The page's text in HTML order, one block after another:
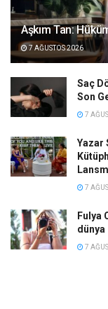
Aşkım Tan:
7 AĞUSTOS 2026
Saç
Son
7
Yazar
7
Fulya
dünya
7